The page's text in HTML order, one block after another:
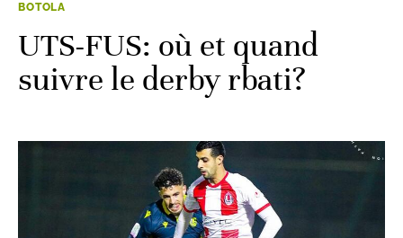
BOTOLA
UTS-FUS: où et quand
suivre le derby rbati?